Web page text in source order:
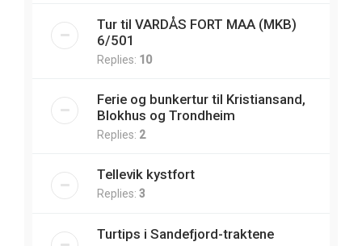
Tur til VARDÅS FORT MAA (MKB)
6/501
Replies: 10
Ferie og bunkertur til Kristiansand,
Blokhus og Trondheim
Replies: 2
Tellevik kystfort
Replies: 3
Turtips i Sandefjord-traktene